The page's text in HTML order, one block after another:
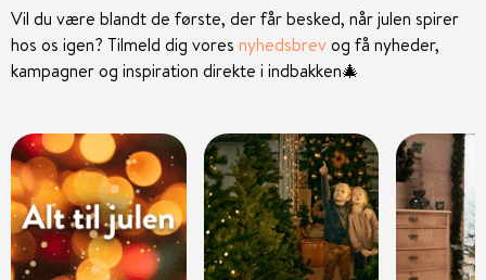
Vil du være blandt de første, der får besked, når julen spirer
hos os igen? Tilmeld dig vores nyhedsbrevog få nyheder,
kampagner og inspiration direkte i indbakken🎄